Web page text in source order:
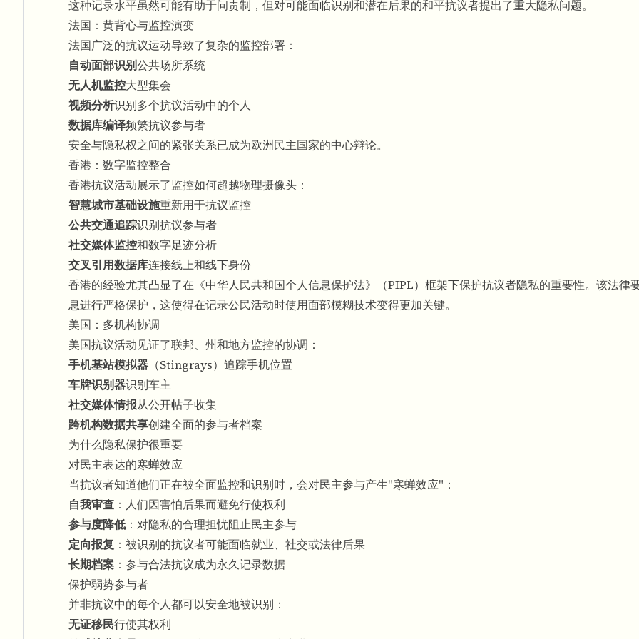
这种记录水平虽然可能有助于问责制，但对可能面临识别和潜在后果的和平抗议者提出了重大隐私问题。
法国：黄背心与监控演变
法国广泛的抗议运动导致了复杂的监控部署：
自动面部识别公共场所系统
无人机监控大型集会
视频分析识别多个抗议活动中的个人
数据库编译频繁抗议参与者
安全与隐私权之间的紧张关系已成为欧洲民主国家的中心辩论。
香港：数字监控整合
香港抗议活动展示了监控如何超越物理摄像头：
智慧城市基础设施重新用于抗议监控
公共交通追踪识别抗议参与者
社交媒体监控和数字足迹分析
交叉引用数据库连接线上和线下身份
香港的经验尤其凸显了在《中华人民共和国个人信息保护法》（PIPL）框架下保护抗议者隐私的重要性。该法律
息进行严格保护，这使得在记录公民活动时使用面部模糊技术变得更加关键。
美国：多机构协调
美国抗议活动见证了联邦、州和地方监控的协调：
手机基站模拟器 （Stingrays）追踪手机位置
车牌识别器识别车主
社交媒体情报从公开帖子收集
跨机构数据共享创建全面的参与者档案
为什么隐私保护很重要
对民主表达的寒蝉效应
当抗议者知道他们正在被全面监控和识别时，会对民主参与产生"寒蝉效应"：
自我审查 ：人们因害怕后果而避免行使权利
参与度降低 ：对隐私的合理担忧阻止民主参与
定向报复 ：被识别的抗议者可能面临就业、社交或法律后果
长期档案 ：参与合法抗议成为永久记录数据
保护弱势参与者
并非抗议中的每个人都可以安全地被识别：
无证移民行使其权利